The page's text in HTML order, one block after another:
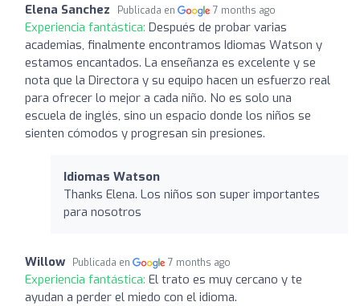
Elena Sanchez Publicada en 7 months ago
Experiencia fantástica: Después de probar varias
academias, finalmente encontramos Idiomas Watson y
estamos encantados. La enseñanza es excelente y se
nota que la Directora y su equipo hacen un esfuerzo real
para ofrecer lo mejor a cada niño. No es solo una
escuela de inglés, sino un espacio donde los niños se
sienten cómodos y progresan sin presiones.
Idiomas Watson
Thanks Elena. Los niños son super importantes
para nosotros
Willow Publicada en 7 months ago
Experiencia fantástica: El trato es muy cercano y te
ayudan a perder el miedo con el idioma.